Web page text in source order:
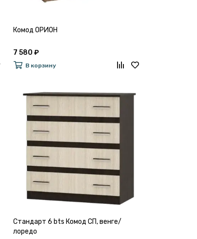
Комод ОРИОН
7 580 ₽
В корзину
Стандарт 6 bts Комод СП, венге/
лоредо